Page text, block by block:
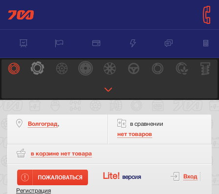
Волгоград,
в сравнении
нет товаров
в корзине нет товара
Lite! версия Вход
Регистрация